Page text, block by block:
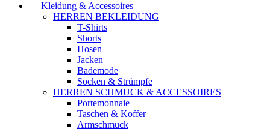
Kleidung & Accessoires
HERREN BEKLEIDUNG
T-Shirts
Shorts
Hosen
Jacken
Bademode
Socken & Strümpfe
HERREN SCHMUCK & ACCESSOIRES
Portemonnaie
Taschen & Koffer
Armschmuck